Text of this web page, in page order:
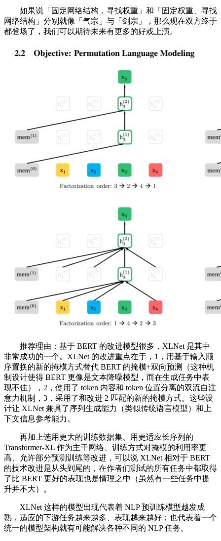
如果说「固定网络结构，寻找权重」和「固定权重、寻找
网络结构」分别就像「气宗」与「剑宗」，那么现在双方终于
都登场了，我们可以期待未来有更多的好戏上演。
推荐理由：基于 BERT 的改进模型很多，XLNet 是其中
非常成功的一个。XLNet 的改进重点在于，1，用基于输入顺
序置换的新的掩模方式替代 BERT 的掩模+双向预测（这种机
制设计使得 BERT 更像是文本降噪模型，而在生成任务中表
现不佳），2，使用了 token 内容和 token 位置分离的双流自注
意力机制，3，采用了和改进 2 匹配的新的掩模方式。这些设
计让 XLNet 兼具了序列生成能力（类似传统语言模型）和上
下文信息参考能力。
再加上选用更大的训练数据集、用更适应长序列的
Transformer-XL 作为主干网络、训练方式对掩模的利用率更
高、允许部分预测训练等改进，可以说 XLNet 相对于 BERT
的技术改进是从头到尾的，在作者们测试的所有任务中都取得
了比 BERT 更好的表现也是情理之中（虽然有一些任务中提
升并不大）。
XLNet 这样的模型出现代表着 NLP 预训练模型越发成
熟，适应的下游任务越来越多、表现越来越好；也代表着一个
统一的模型架构就有可能解决各种不同的 NLP 任务。